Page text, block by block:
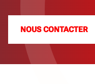
NOUS CONTACTER